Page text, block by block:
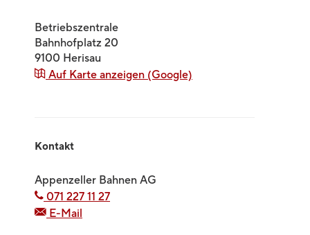
Betriebszentrale
Bahnhofplatz 20
9100 Herisau
Auf Karte anzeigen (Google)
Kontakt
Appenzeller Bahnen AG
071 227 11 27
E-Mail